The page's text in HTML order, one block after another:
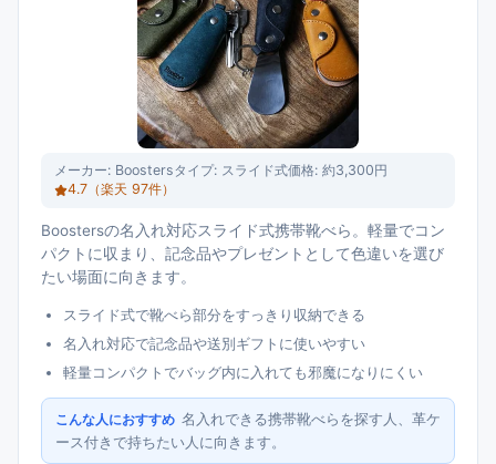
メーカー: Boostersタイプ: スライド式価格: 約3,300円
4.7 （楽天 97件）
Boostersの名入れ対応スライド式携帯靴べら。軽量でコン
パクトに収まり、記念品やプレゼントとして色違いを選び
たい場面に向きます。
スライド式で靴べら部分をすっきり収納できる
名入れ対応で記念品や送別ギフトに使いやすい
軽量コンパクトでバッグ内に入れても邪魔になりにくい
こんな人におすすめ 名入れできる携帯靴べらを探す人、革ケ
ース付きで持ちたい人に向きます。